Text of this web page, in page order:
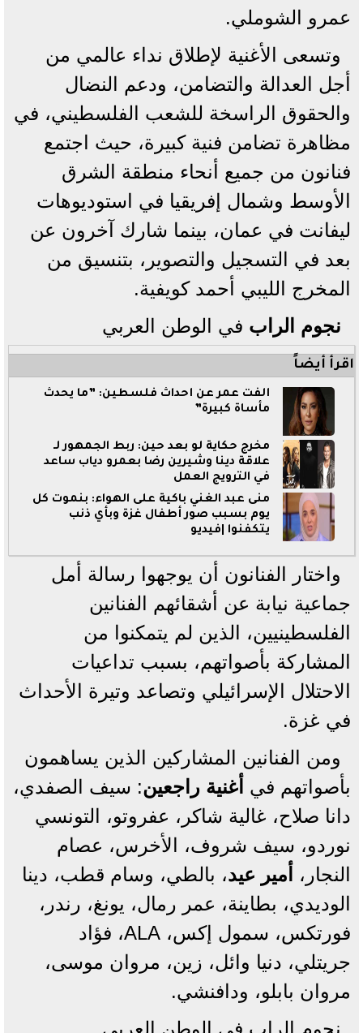
عمرو الشوملي.
وتسعى الأغنية لإطلاق نداء عالمي من
أجل العدالة والتضامن، ودعم النضال
والحقوق الراسخة للشعب الفلسطيني، في
مظاهرة تضامن فنية كبيرة، حيث اجتمع
فنانون من جميع أنحاء منطقة الشرق
الأوسط وشمال إفريقيا في استوديوهات
ليفانت في عمان، بينما شارك آخرون عن
بعد في التسجيل والتصوير، بتنسيق من
المخرج الليبي أحمد كويفية.
نجوم الراب في الوطن العربي
اقرأ أيضاً
ألفت عمر عن أحداث فلسطين: ”ما يحدث
مأساة كبيرة”
مخرج حكاية لو بعد حين: ربط الجمهور لـ
علاقة دينا وشيرين رضا بعمرو دياب ساعد
في الترويج العمل
منى عبد الغني باكية على الهواء: بنموت كل
يوم بسبب صور أطفال غزة وبأي ذنب
يتكفنوا |فيديو
واختار الفنانون أن يوجهوا رسالة أمل
جماعية نيابة عن أشقائهم الفنانين
الفلسطينيين، الذين لم يتمكنوا من
المشاركة بأصواتهم، بسبب تداعيات
الاحتلال الإسرائيلي وتصاعد وتيرة الأحداث
في غزة.
ومن الفنانين المشاركين الذين يساهمون
بأصواتهم في أغنية راجعين: سيف الصفدي،
دانا صلاح، غالية شاكر، عفروتو، التونسي
نوردو، سيف شروف، الأخرس، عصام
النجار،
أمير عيد، بالطي، وسام قطب، دينا
الوديدي، بطاينة، عمر رمال، يونغ، رندر،
فورتكس، سمول إكس، ALA، فؤاد
جريتلي، دنيا وائل، زين، مروان موسى،
مروان بابلو، ودافنشي.
نجوم الراب في الوطن العربي